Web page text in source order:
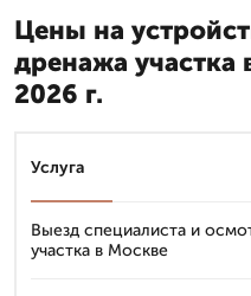
Цены на
дренажа участка
2026 г.
Услуга
Выезд специалиста и
участка в Москве